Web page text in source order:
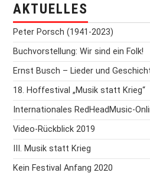
AKTUELLES
Peter Porsch (1941-2023)
Buchvorstellung: Wir sind ein Folk!
Ernst Busch – Lieder und
18. Hoffestival „Musik statt Krieg“
Internationales RedHeadMusic-
Video-Rückblick 2019
III. Musik statt Krieg
Kein Festival Anfang 2020